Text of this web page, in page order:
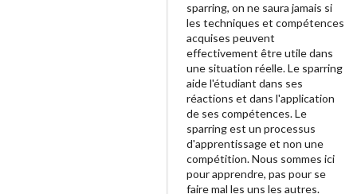
sparring, on ne saura jamais si
les techniques et compétences
acquises peuvent
effectivement être utile dans
une situation réelle. Le sparring
aide l'étudiant dans ses
réactions et dans l'application
de ses compétences. Le
sparring est un processus
d'apprentissage et non une
compétition. Nous sommes ici
pour apprendre, pas pour se
faire mal les uns les autres.